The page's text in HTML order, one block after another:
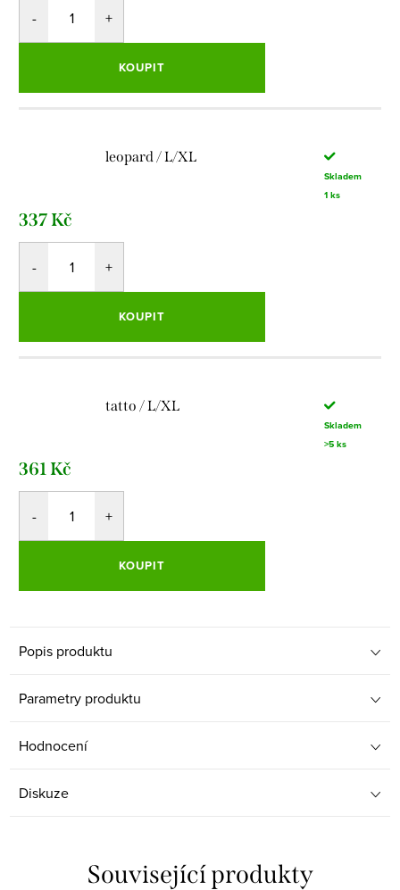
KOUPIT
leopard / L/XL
Skladem
1 ks
337 Kč
KOUPIT
tatto / L/XL
Skladem
>5 ks
361 Kč
KOUPIT
Popis produktu
Parametry produktu
Hodnocení
Diskuze
Související produkty